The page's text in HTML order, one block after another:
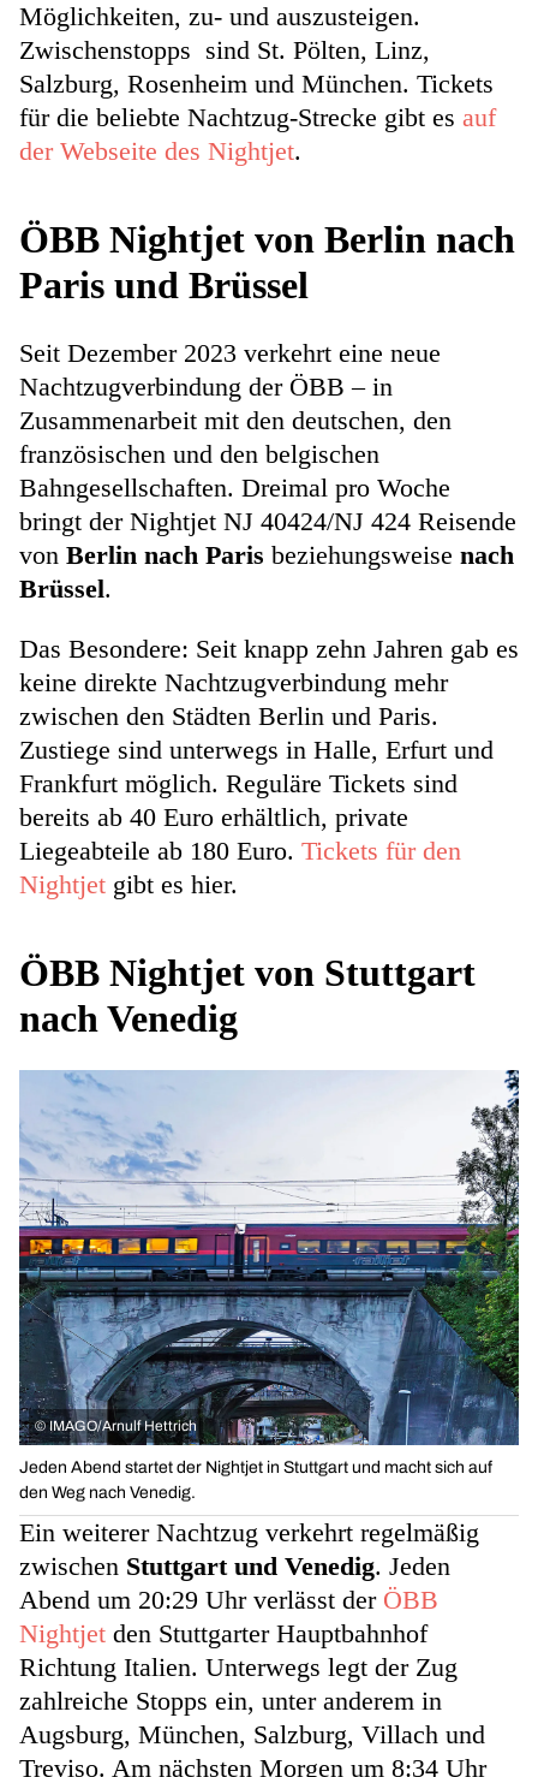
Möglichkeiten, zu- und auszusteigen.
Zwischenstopps sind St. Pölten, Linz,
Salzburg, Rosenheim und München. Tickets
für die beliebte Nachtzug-Strecke gibt es auf
der Webseite des Nightjet.
ÖBB Nightjet von Berlin nach
Paris und Brüssel
Seit Dezember 2023 verkehrt eine neue
Nachtzugverbindung der ÖBB – in
Zusammenarbeit mit den deutschen, den
französischen und den belgischen
Bahngesellschaften. Dreimal pro Woche
bringt der Nightjet NJ 40424/NJ 424 Reisende
von Berlin nach Paris beziehungsweise nach
Brüssel.
Das Besondere: Seit knapp zehn Jahren gab es
keine direkte Nachtzugverbindung mehr
zwischen den Städten Berlin und Paris.
Zustiege sind unterwegs in Halle, Erfurt und
Frankfurt möglich. Reguläre Tickets sind
bereits ab 40 Euro erhältlich, private
Liegeabteile ab 180 Euro. Tickets für den
Nightjet gibt es hier.
ÖBB Nightjet von Stuttgart
nach Venedig
© IMAGO/Arnulf Hettrich
Jeden Abend startet der Nightjet in Stuttgart und macht sich auf
den Weg nach Venedig.
Ein weiterer Nachtzug verkehrt regelmäßig
zwischen Stuttgart und Venedig. Jeden
Abend um 20:29 Uhr verlässt der ÖBB
Nightjet den Stuttgarter Hauptbahnhof
Richtung Italien. Unterwegs legt der Zug
zahlreiche Stopps ein, unter anderem in
Augsburg, München, Salzburg, Villach und
Treviso. Am nächsten Morgen um 8:34 Uhr